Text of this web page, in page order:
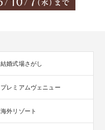
結婚式場さがし
プレミアムヴェニュー
海外リゾート